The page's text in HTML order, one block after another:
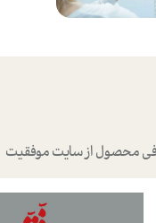
محصول از سایت موفقیت